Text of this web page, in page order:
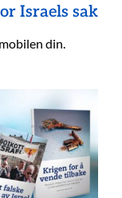
Israels sak
din.